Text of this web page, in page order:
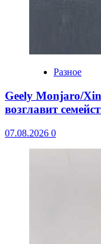
Разное
Geely Monjaro/
возглавит
07.08.2026 0